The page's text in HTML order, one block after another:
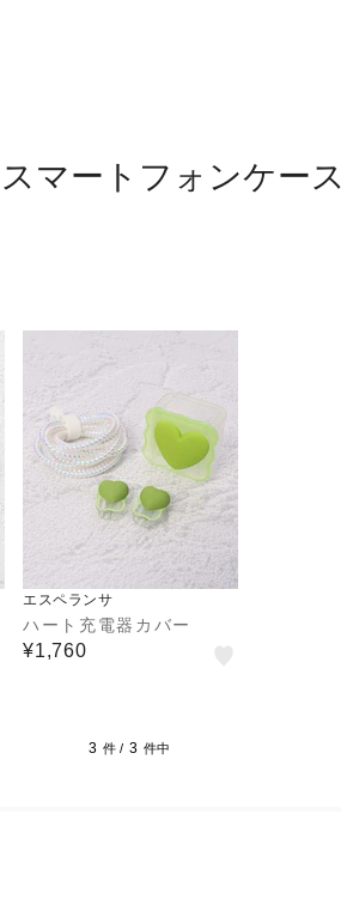
マートフォンケース
エスペランサ
ハート充電器カバー
¥1,760
3 件 / 3 件中